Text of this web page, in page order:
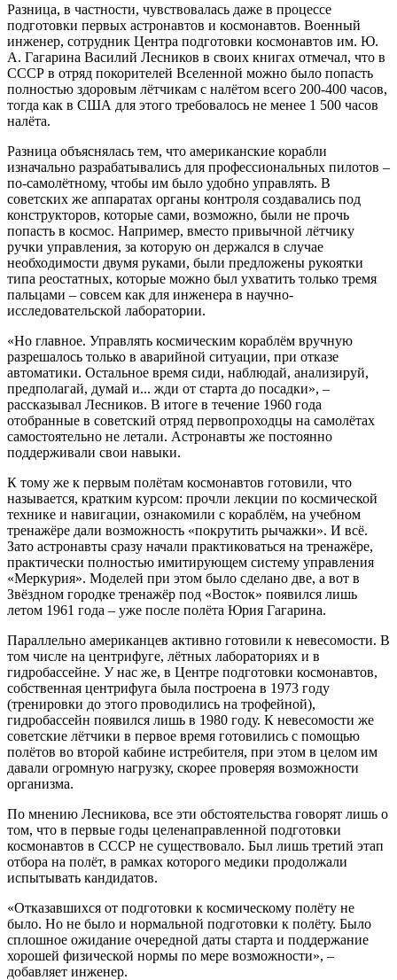
Разница, в частности, чувствовалась даже в процессе
подготовки первых астронавтов и космонавтов. Военный
инженер, сотрудник Центра подготовки космонавтов им. Ю.
А. Гагарина Василий Лесников в своих книгах отмечал, что в
СССР в отряд покорителей Вселенной можно было попасть
полностью здоровым лётчикам с налётом всего 200-400 часов,
тогда как в США для этого требовалось не менее 1 500 часов
налёта.
Разница объяснялась тем, что американские корабли
изначально разрабатывались для профессиональных пилотов –
по-самолётному, чтобы им было удобно управлять. В
советских же аппаратах органы контроля создавались под
конструкторов, которые сами, возможно, были не прочь
попасть в космос. Например, вместо привычной лётчику
ручки управления, за которую он держался в случае
необходимости двумя руками, были предложены рукоятки
типа реостатных, которые можно был ухватить только тремя
пальцами – совсем как для инженера в научно-
исследовательской лаборатории.
«Но главное. Управлять космическим кораблём вручную
разрешалось только в аварийной ситуации, при отказе
автоматики. Остальное время сиди, наблюдай, анализируй,
предполагай, думай и... жди от старта до посадки», –
рассказывал Лесников. В итоге в течение 1960 года
отобранные в советский отряд первопроходцы на самолётах
самостоятельно не летали. Астронавты же постоянно
поддерживали свои навыки.
К тому же к первым полётам космонавтов готовили, что
называется, кратким курсом: прочли лекции по космической
технике и навигации, ознакомили с кораблём, на учебном
тренажёре дали возможность «покрутить рычажки». И всё.
Зато астронавты сразу начали практиковаться на тренажёре,
практически полностью имитирующем систему управления
«Меркурия». Моделей при этом было сделано две, а вот в
Звёздном городке тренажёр под «Восток» появился лишь
летом 1961 года – уже после полёта Юрия Гагарина.
Параллельно американцев активно готовили к невесомости. В
том числе на центрифуге, лётных лабораториях и в
гидробассейне. У нас же, в Центре подготовки космонавтов,
собственная центрифуга была построена в 1973 году
(тренировки до этого проводились на трофейной),
гидробассейн появился лишь в 1980 году. К невесомости же
советские лётчики в первое время готовились с помощью
полётов во второй кабине истребителя, при этом в целом им
давали огромную нагрузку, скорее проверяя возможности
организма.
По мнению Лесникова, все эти обстоятельства говорят лишь о
том, что в первые годы целенаправленной подготовки
космонавтов в СССР не существовало. Был лишь третий этап
отбора на полёт, в рамках которого медики продолжали
испытывать кандидатов.
«Отказавшихся от подготовки к космическому полёту не
было. Но не было и нормальной подготовки к полёту. Было
сплошное ожидание очередной даты старта и поддержание
хорошей физической нормы по мере возможности», –
добавляет инженер.